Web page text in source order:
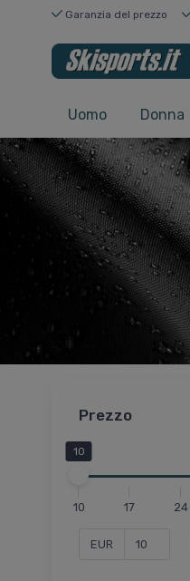
Garanzia del prezzo
Uomo Donna
Prezzo
10
10 17 24
EUR